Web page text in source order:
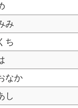
み
ち
なか
し